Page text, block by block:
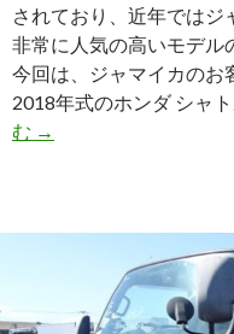
されており、近年ではジ
非常に人気の高いモデル
今回は、ジャマイカのお
2018年式のホンダ シャ
む
【買
→